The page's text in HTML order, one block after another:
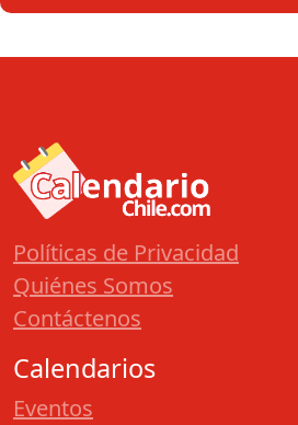
Políticas de Privacidad
Quiénes Somos
Contáctenos
Calendarios
Eventos